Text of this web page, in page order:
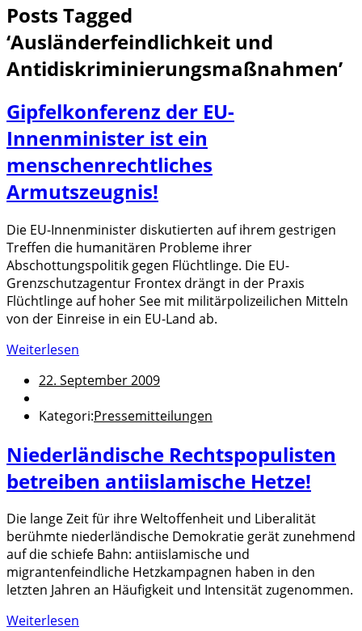
Posts Tagged
‘Ausländerfeindlichkeit und
Antidiskriminierungsmaßnahmen’
Gipfelkonferenz der EU-
Innenminister ist ein
menschenrechtliches
Armutszeugnis!
Die EU-Innenminister diskutierten auf ihrem gestrigen
Treffen die humanitären Probleme ihrer
Abschottungspolitik gegen Flüchtlinge. Die EU-
Grenzschutzagentur Frontex drängt in der Praxis
Flüchtlinge auf hoher See mit militärpolizeilichen Mitteln
von der Einreise in ein EU-Land ab.
Weiterlesen
22. September 2009
Kategori:Pressemitteilungen
Niederländische Rechtspopulisten
betreiben antiislamische Hetze!
Die lange Zeit für ihre Weltoffenheit und Liberalität
berühmte niederländische Demokratie gerät zunehmend
auf die schiefe Bahn: antiislamische und
migrantenfeindliche Hetzkampagnen haben in den
letzten Jahren an Häufigkeit und Intensität zugenommen.
Weiterlesen